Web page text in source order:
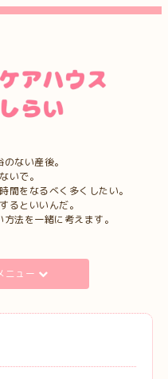
ない産後。
いで。
間をなるべく多くしたい。
るといいんだ。
法を一緒に考えます。
ニュー